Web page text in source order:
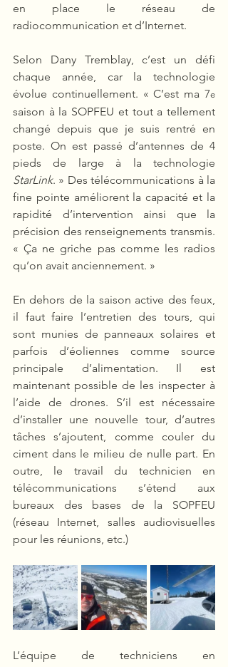
en place le réseau de
radiocommunication et d’Internet.
Selon Dany Tremblay, c’est un défi
chaque année, car la technologie
évolue continuellement. « C’est ma 7e
saison à la SOPFEU et tout a tellement
changé depuis que je suis rentré en
poste. On est passé d’antennes de 4
StarLink. » Des télécommunications à la
fine pointe améliorent la capacité et la
rapidité d’intervention ainsi que la
précision des renseignements transmis.
« Ça ne griche pas comme les radios
qu’on avait anciennement. »
En dehors de la saison active des feux,
il faut faire l’entretien des tours, qui
sont munies de panneaux solaires et
parfois d’éoliennes comme source
principale d’alimentation. Il est
maintenant possible de les inspecter à
l’aide de drones. S’il est nécessaire
d’installer une nouvelle tour, d’autres
tâches s’ajoutent, comme couler du
ciment dans le milieu de nulle part. En
outre, le travail du technicien en
télécommunications s’étend aux
bureaux des bases de la SOPFEU
(réseau Internet, salles audiovisuelles
pour les réunions, etc.)
L’équipe de techniciens en